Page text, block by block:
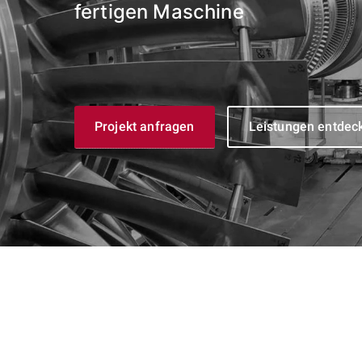
fertigen Maschine
Projekt anfragen Leistungen